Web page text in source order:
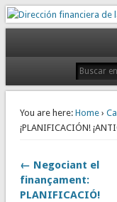
Dirección
Gestión empresarial
You are here: Home›
¡PLANIFICACIÓN!
← Negociant el
finançament:
PLANIFICACIÓ!